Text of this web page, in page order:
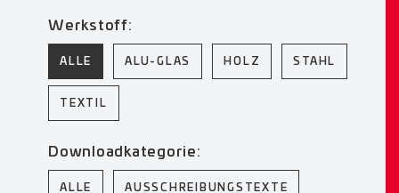
Werkstoff:
ALLE ALU-GLAS HOLZ STAHL
TEXTIL
Downloadkategorie:
ALLE AUSSCHREIBUNGSTEXTE